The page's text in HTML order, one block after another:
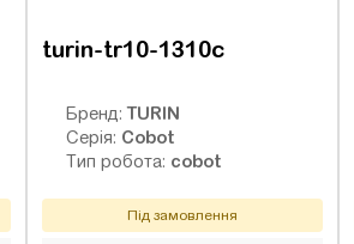
turin-tr10-1310c
Бренд:TURIN
Серія: Cobot
Тип робота: cobot
Під замовлення